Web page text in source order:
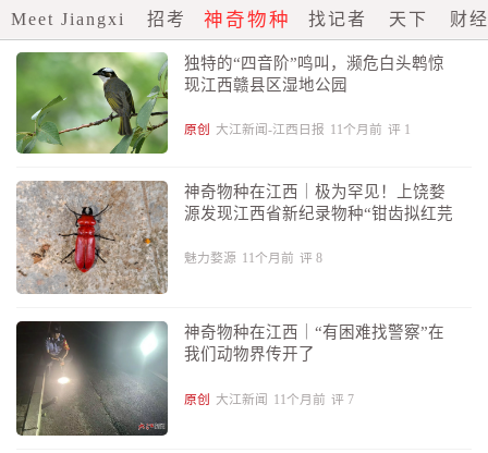
Meet Jiangxi 招考 神奇物种 找记者 天下 财经
独特的“四音阶”鸣叫，濒危白头鹎惊
现江西赣县区湿地公园
原创 大江新闻-江西日报 11个月前 评 1
神奇物种在江西｜极为罕见！上饶婺
源发现江西省新纪录物种“钳齿拟红芫
魅力婺源 11个月前 评8
神奇物种在江西｜“有困难找警察”在
我们动物界传开了
原创 大江新闻 11个月前 评 7